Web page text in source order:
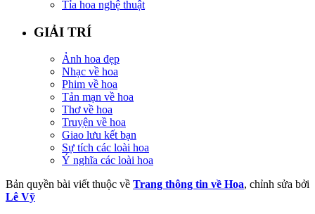
Tỉa hoa nghệ thuật
GIẢI TRÍ
Ảnh hoa đẹp
Nhạc về hoa
Phim về hoa
Tản mạn về hoa
Thơ về hoa
Truyện về hoa
Giao lưu kết bạn
Sự tích các loài hoa
Ý nghĩa các loài hoa
Bản quyền bài viết thuộc về Trang thông tin về Hoa, chỉnh sửa bởi
Lê Vỹ